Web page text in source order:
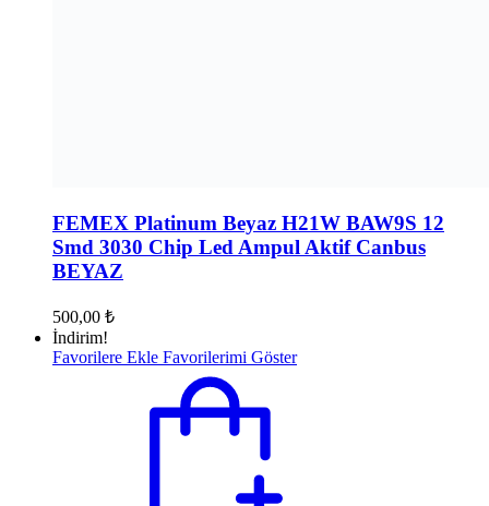
FEMEX Platinum Beyaz H21W BAW9S 12
Smd 3030 Chip Led Ampul Aktif Canbus
BEYAZ
500,00 ₺
İndirim!
Favorilere Ekle Favorilerimi Göster